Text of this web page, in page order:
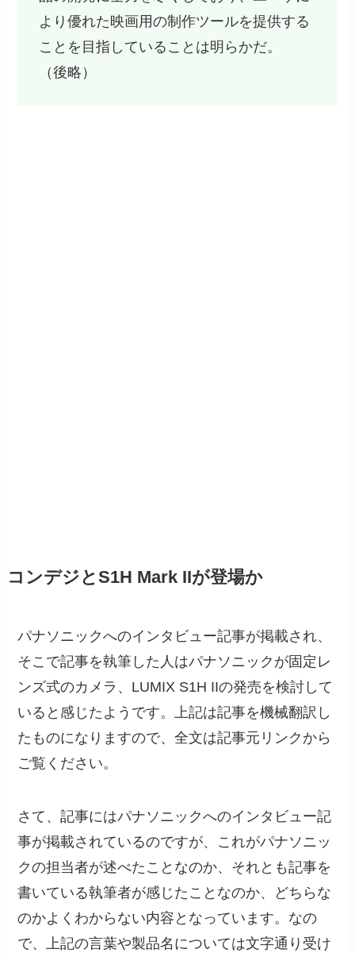
より優れた映画用の制作ツールを提供する
ことを目指していることは明らかだ。
（後略）
コンデジとS1H Mark IIが登場か
パナソニックへのインタビュー記事が掲載され、
そこで記事を執筆した人はパナソニックが固定レ
ンズ式のカメラ、LUMIX S1H IIの発売を検討して
いると感じたようです。上記は記事を機械翻訳し
たものになりますので、全文は記事元リンクから
ご覧ください。
さて、記事にはパナソニックへのインタビュー記
事が掲載されているのですが、これがパナソニッ
クの担当者が述べたことなのか、それとも記事を
書いている執筆者が感じたことなのか、どちらな
のかよくわからない内容となっています。なの
で、上記の言葉や製品名については文字通り受け